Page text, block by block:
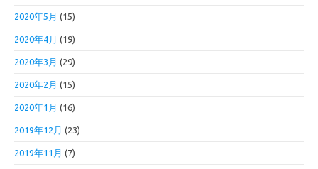
2020年5月 (15)
2020年4月 (19)
2020年3月 (29)
2020年2月 (15)
2020年1月 (16)
2019年12月 (23)
2019年11月 (7)